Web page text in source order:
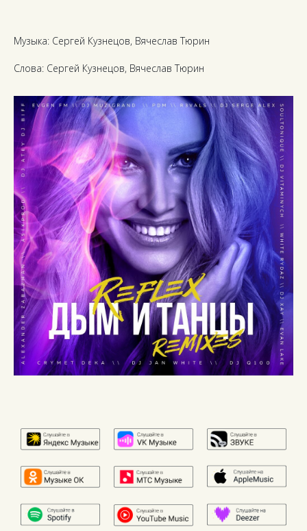
Музыка: Сергей Кузнецов, Вячеслав Тюрин
Слова: Сергей Кузнецов, Вячеслав Тюрин